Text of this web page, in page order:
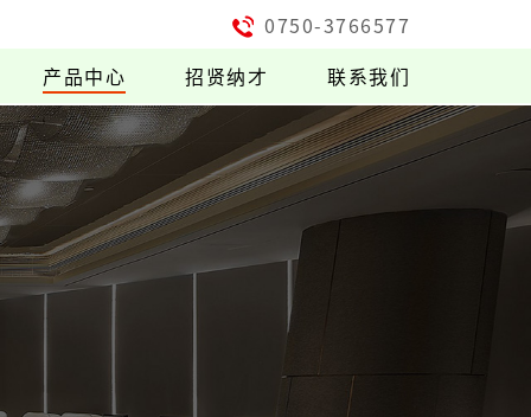
0750-3766577
产品中心 招贤纳才 联系我们